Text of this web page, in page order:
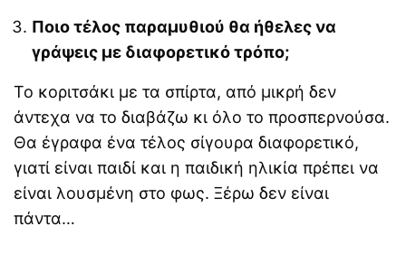
Ποιο τέλος παραμυθιού θα ήθελες να
γράψεις με διαφορετικό τρόπο;
To κοριτσάκι με τα σπίρτα, από μικρή δεν
άντεχα να το διαβάζω κι όλο το προσπερνούσα.
Θα έγραφα ένα τέλος σίγουρα διαφορετικό,
γιατί είναι παιδί και η παιδική ηλικία πρέπει να
είναι λουσμένη στο φως. Ξέρω δεν είναι
πάντα…